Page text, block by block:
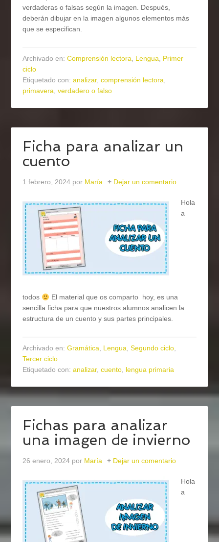
verdaderas o falsas según la imagen. Después,
deberán dibujar en la imagen algunos elementos más
que se especifican.
Archivado en:Comprensión lectora, Lengua, Primer
ciclo
Etiquetado con:analizar,comprensión lectora,
primavera,verdadero o falso
Ficha para analizar un
cuento
1 febrero, 2024 por María Dejar un comentario
Hola
a
todos
El material que os comparto hoy, es una
sencilla ficha para que nuestros alumnos analicen la
estructura de un cuento y sus partes principales.
Archivado en:Gramática, Lengua,Segundo ciclo,
Tercer ciclo
Etiquetado con:analizar,cuento, lengua primaria
Fichas para analizar
una imagen de invierno
26 enero, 2024 por María Dejar un comentario
Hola
a